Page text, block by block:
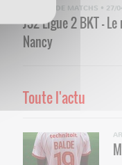
RÉSUMÉ DE MATCHS • 27/
J32 Ligue 2 BKT -
Nancy
Toute l'actu